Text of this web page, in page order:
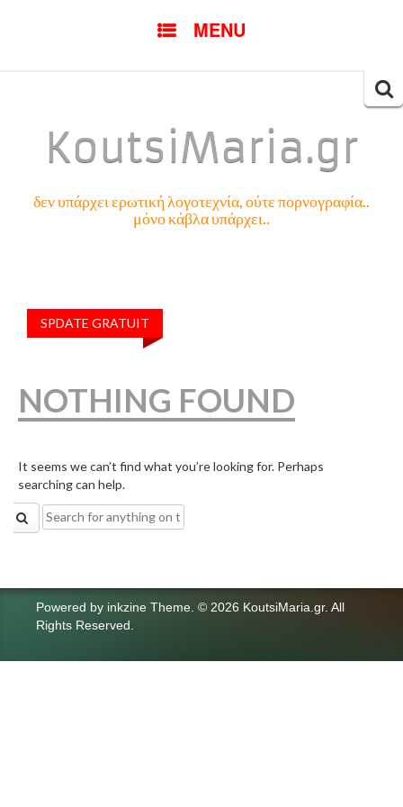
MENU
KoutsiMaria.gr
δεν υπάρχει ερωτική λογοτεχνία, ούτε πορνογραφία..
μόνο κάβλα υπάρχει..
SPDATE GRATUIT
NOTHING FOUND
It seems we can’t find what you’re looking for. Perhaps
searching can help.
Search
for:
Powered by inkzine Theme © 2026 KoutsiMaria.gr. All
Rights Reserved.